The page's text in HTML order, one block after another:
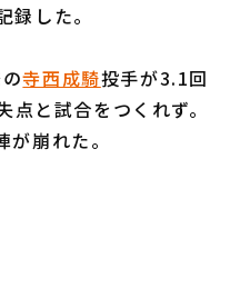
した。
寺西成騎投手が3.1回
と試合をつくれず。
崩れた。